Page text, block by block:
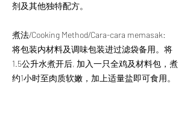
剂及其他独特配方。
煮法/Cooking Method/Cara-cara memasak:
将包装内材料及调味包装进过滤袋备用。将
1.5公升水煮开后, 加入一只全鸡及材料包，煮
约1小时至肉质软嫩，加上适量盐即可食用。